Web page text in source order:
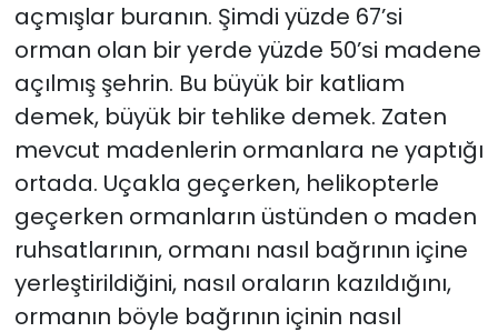
açmışlar buranın. Şimdi yüzde 67’si
orman olan bir yerde yüzde 50’si madene
açılmış şehrin. Bu büyük bir katliam
demek, büyük bir tehlike demek. Zaten
mevcut madenlerin ormanlara ne yaptığı
ortada. Uçakla geçerken, helikopterle
geçerken ormanların üstünden o maden
ruhsatlarının, ormanı nasıl bağrının içine
yerleştirildiğini, nasıl oraların kazıldığını,
ormanın böyle bağrının içinin nasıl